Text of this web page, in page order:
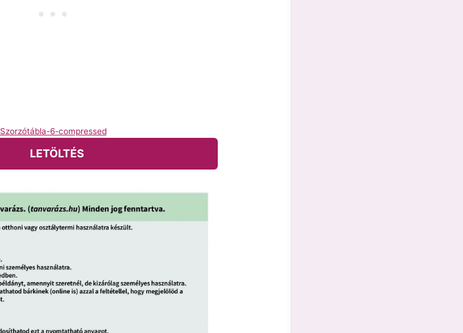
Szorzótábla-6-compressed
LETÖLTÉS